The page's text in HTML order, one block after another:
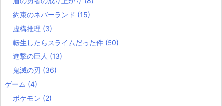
約束のネバーランド (15)
虚構推理 (3)
転生したらスライムだった件 (50)
進撃の巨人 (13)
鬼滅の刃 (36)
ゲーム (4)
ポケモン (2)